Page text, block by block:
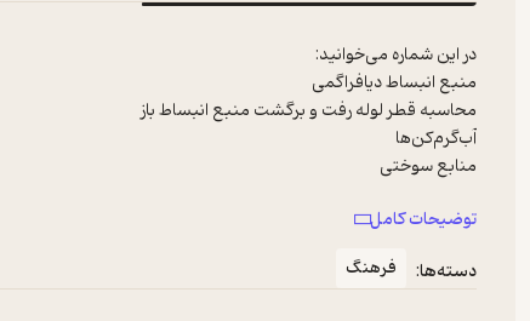
توضیحات کامل
دسته‌ها:
فرهنگ